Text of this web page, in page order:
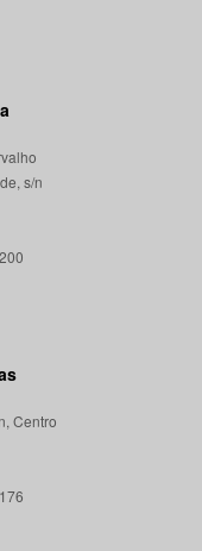
s/n
Centro